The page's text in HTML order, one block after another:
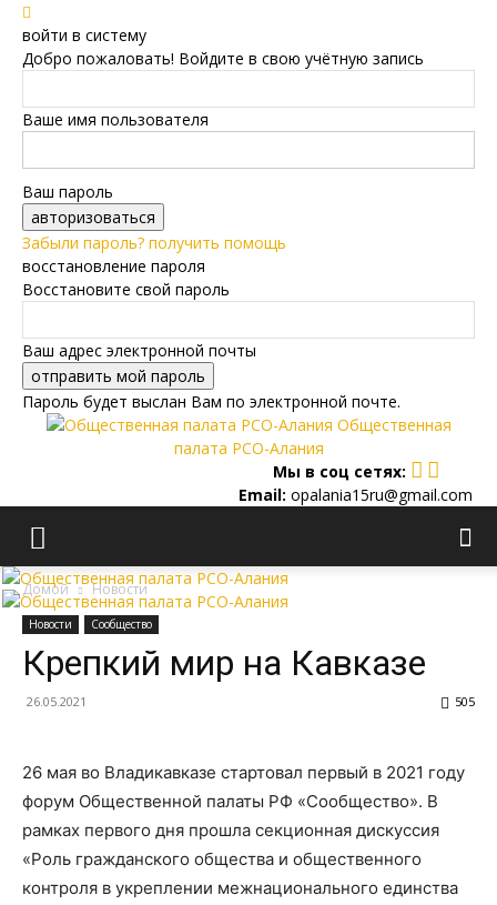
войти в систему
Добро пожаловать! Войдите в свою учётную запись
Ваше имя пользователя
Ваш пароль
Забыли пароль? получить помощь
восстановление пароля
Восстановите свой пароль
Ваш адрес электронной почты
Пароль будет выслан Вам по электронной почте.
Общественная
палата РСО-Алания
Мы в соц сетях:
Email: opalania15ru@gmail.com
Домой Новости
Новости Сообщество
Крепкий мир на Кавказе
26.05.2021 505
26 мая во Владикавказе стартовал первый в 2021 году
форум Общественной палаты РФ «Сообщество». В
рамках первого дня прошла секционная дискуссия
«Роль гражданского общества и общественного
контроля в укреплении межнационального единства